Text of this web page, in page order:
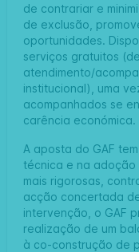
de contrariar e
de exclusão,
oportunidades.
serviços gratuitos
atendimento/
institucional), uma
acompanhados se
carência económica.
A aposta do GAF
técnica e na
mais rigorosas,
acção concertada
intervenção, o GAF
realização de um
à co-construção de